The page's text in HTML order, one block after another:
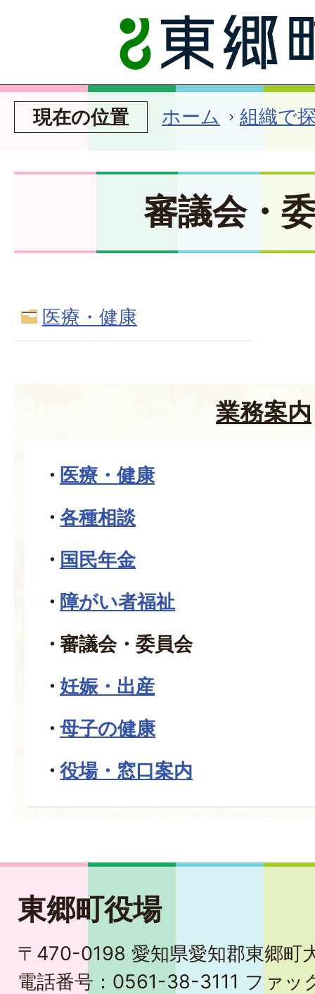
現在の位置 ホーム 組織で
審議会・
医療・健康
業務案内
医療・健康
各種相談
国民年金
障がい者福祉
審議会・委員会
妊娠・出産
母子の健康
役場・窓口案内
東郷町役場
〒470-0198 愛知県愛知郡東郷町
電話番号：0561-38-3111 ファ